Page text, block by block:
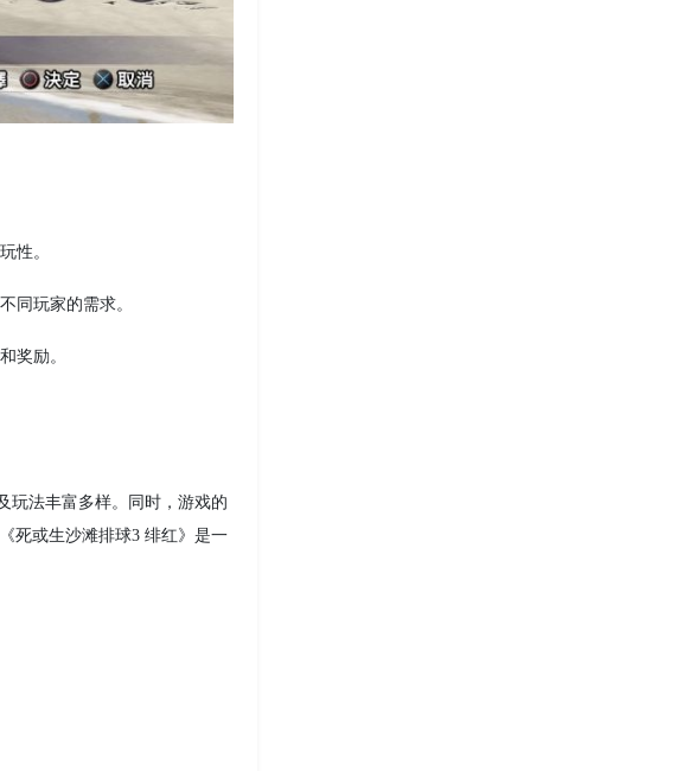
性。
同玩家的需求。
奖励。
玩法丰富多样。同时，游戏的
死或生沙滩排球3 绯红》是一